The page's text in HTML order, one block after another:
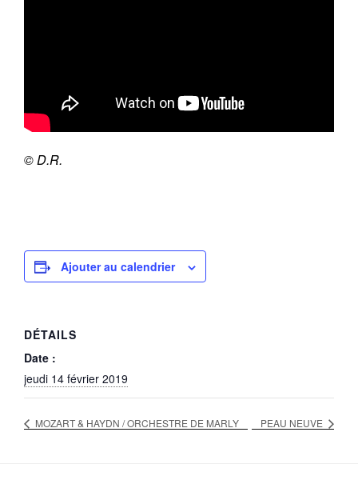
© D.R.
Ajouter au calendrier
DÉTAILS
Date :
jeudi 14 février 2019
MOZART & HAYDN / ORCHESTRE DE MARLY PEAU NEUVE